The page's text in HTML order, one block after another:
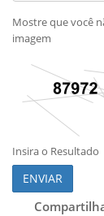
Mostre que você
imagem
Insira o Resultado
ENVIAR